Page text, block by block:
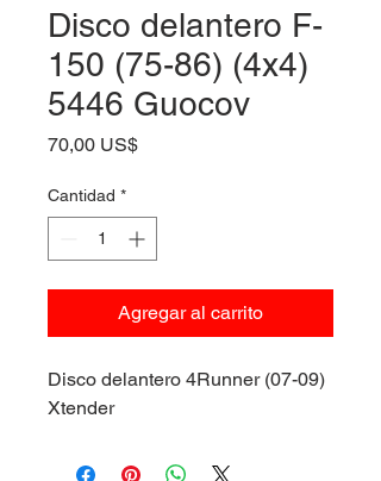
Disco delantero F-
150 (75-86) (4x4)
5446 Guocov
70,00 US$Precio
Cantidad *
Agregar al carrito
Disco delantero 4Runner (07-09)
Xtender